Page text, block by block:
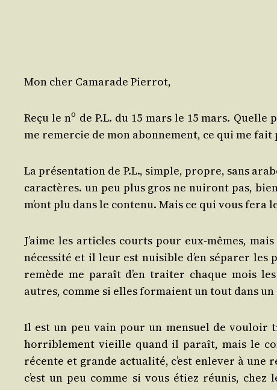
Mon cher Cama­rade Pierrot,
Reçu le no de P.L. du 15 mars le 15 mars.
me remer­cie de mon abon­ne­ment, ce qui me
La pré­sen­ta­tion de P.L., simple, propre, sans
carac­tères. un peu plus gros ne nui­ront pas,
m’ont plu dans le conte­nu. Mais ce qui vous
J’aime les articles courts pour eux-mêmes,
néces­si­té et il leur est nui­sible d’en sépa­rer les
remède me paraît d’en trai­ter chaque mois
autres, comme si elles for­maient un tout dans
Il est un peu vain pour un men­suel de vou­loir
hor­ri­ble­ment vieille quand il paraît, mais le
récente et grande actua­li­té, c’est enle­ver à une
c’est un peu comme si vous étiez réunis, chez